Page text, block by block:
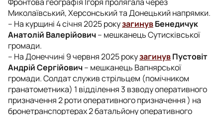
Миколаївський, Херсонський та Донецький напрямки.
– На курщині 4 січня 2025 рокузагинувБенедичук
Анатолій Валерійович – мешканець Сутисківської
громади.
– На Донеччині 9 червня 2025 рокузагинувПустовіт
Андрій Сергійович – мешканець Вапнярської
громади. Солдат служив стрільцем (помічником
гранатометника) 1 відділення 3 взводу оперативного
призначення 2 роти оперативного призначення ) на
бронетранспортерах 2 батальйону оперативного